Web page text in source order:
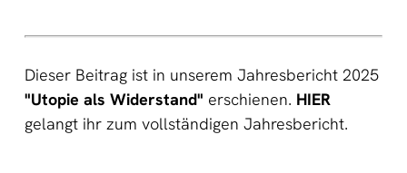
Dieser Beitrag ist in unserem Jahresbericht 2025
"Utopie als Widerstand" erschienen. HIER
gelangt ihr zum vollständigen Jahresbericht.